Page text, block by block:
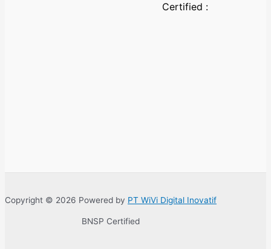
Certified :
Copyright © 2026 Powered by PT WiVi Digital Inovatif
BNSP Certified